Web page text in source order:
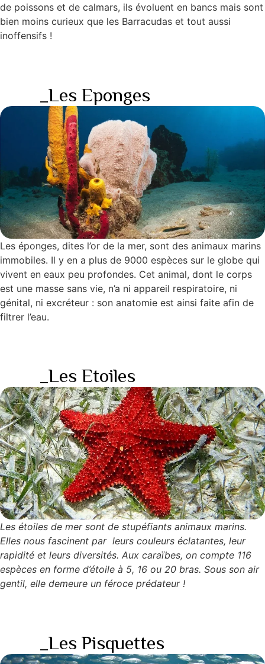
de poissons et de calmars, ils évoluent en bancs mais sont
bien moins curieux que les Barracudas et tout aussi
inoffensifs !
_Les Eponges
Les éponges, dites l’or de la mer, sont des animaux marins
immobiles. Il y en a plus de 9000 espèces sur le globe qui
vivent en eaux peu profondes. Cet animal, dont le corps
est une masse sans vie, n’a ni appareil respiratoire, ni
génital, ni excréteur : son anatomie est ainsi faite afin de
filtrer l’eau.
_Les Etoiles
Les étoiles de mer sont de stupéfiants animaux marins.
Elles nous fascinent par leurs couleurs éclatantes, leur
rapidité et leurs diversités. Aux caraïbes, on compte 116
espèces en forme d’étoile à 5, 16 ou 20 bras. Sous son air
gentil, elle demeure un féroce prédateur !
_Les Pisquettes